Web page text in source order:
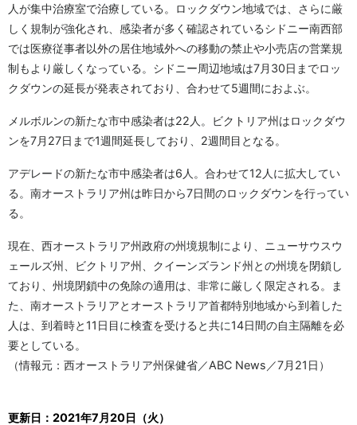
人が集中治療室で治療している。ロックダウン地域では、さらに厳
しく規制が強化され、感染者が多く確認されているシドニー南西部
では医療従事者以外の居住地域外への移動の禁止や小売店の営業規
制もより厳しくなっている。シドニー周辺地域は7月30日までロッ
クダウンの延長が発表されており、合わせて5週間におよぶ。
メルボルンの新たな市中感染者は22人。ビクトリア州はロックダウ
ンを7月27日まで1週間延長しており、2週間目となる。
アデレードの新たな市中感染者は6人。合わせて12人に拡大してい
る。南オーストラリア州は昨日から7日間のロックダウンを行ってい
る。
現在、西オーストラリア州政府の州境規制により、ニューサウスウ
ェールズ州、ビクトリア州、クイーンズランド州との州境を閉鎖し
ており、州境閉鎖中の免除の適用は、非常に厳しく限定される。ま
た、南オーストラリアとオーストラリア首都特別地域から到着した
人は、到着時と11日目に検査を受けると共に14日間の自主隔離を必
要としている。
（情報元：西オーストラリア州保健省／ABC News／7月21日）
更新日：2021年7月20日（火）